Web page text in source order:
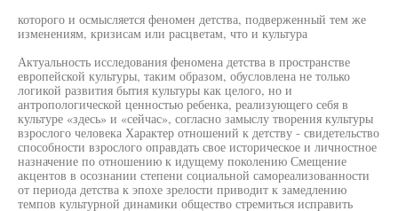
которого и осмысляется феномен детства, подверженный тем же
изменениям, кризисам или расцветам, что и культура
Актуальность исследования феномена детства в пространстве
европейской культуры, таким образом, обусловлена не только
логикой развития бытия культуры как целого, но и
антропологической ценностью ребенка, реализующего себя в
культуре «здесь» и «сейчас», согласно замыслу творения культуры
взрослого человека Характер отношений к детству - свидетельство
способности взрослого оправдать свое историческое и личностное
назначение по отношению к идущему поколению Смещение
акцентов в осознании степени социальной самореализованности
от периода детства к эпохе зрелости приводит к замедлению
темпов культурной динамики общество стремиться исправить